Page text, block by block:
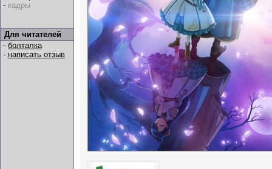
- кадры
Для читателей
- болталка
- написать отзыв